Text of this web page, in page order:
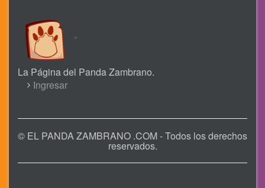
La Página del Panda Zambrano.
USER
MENU
Ingresar
© EL PANDA ZAMBRANO .COM - Todos los derechos
reservados.